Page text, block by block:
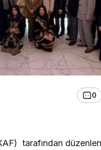
0
tarafından